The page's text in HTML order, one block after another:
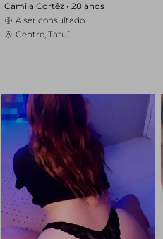
Camila Cortêz • 28 anos
A ser consultado
Centro, Tatuí